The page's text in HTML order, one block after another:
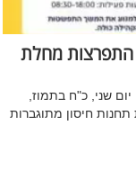
התפרצות מחלת
שני, כ"ח בתמוז,
תחנות חיסון מתוגברות